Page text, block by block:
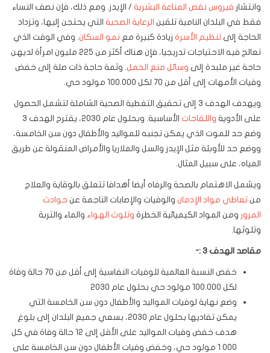
وانتشار فيروس نقص المناعة البشرية / الإيدز. ومع ذلك، فإن نصف النساء
فقط في البلدان النامية تلقين الرعاية الصحية التي يحتجن إليها، وتزداد
الحاجة إلى تنظيم الأسرة زيادة كبيرة مع نمو السكان. وفي الوقت الذي
تعالج فيه الاحتياجات تدريجيا، فإن هناك أكثر من 225 مليون امرأة لديهن
حاجة غير ملبدة إلى وسائل منع الحمل. وثمة حاجة ذات صلة إلى خفض
وفيات الأمهات إلى أقل من 70 لكل 100.000 مولود حي.
ويهدف الهدف 3 إلى تحقيق التغطية الصحية الشاملة لتشمل الحصول
على الأدوية واللقاحات
الأساسية. وبحلول عام 2030، يقترح الهدف 3
وضع حد للموت الذي يمكن تجنبه للمواليد والأطفال دون سن الخامسة،
ووضع حد للأوبئة مثل الإيدز والسل والملاريا والأمراض المنقولة عن طريق
المياه، على سبيل المثال.
ويشمل الاهتمام بالصحة والرفاه أيضا أهدافا تتعلق بالوقاية والعلاج
من تعاطي مواد الإدمان والوفيات والإصابات الناجمة عن حوادث
المرور ومن المواد الكيميائية الخطرة وتلوث الهواء والماء والتربة
وتلوثها.
مقاصد الهدف 3 :-
خفض النسبة العالمية للوفيات النفاسية إلى أقل من 70 حالة وفاة
لكل 100.000 مولود حي بحلول عام 2030
وضع نهاية لوفيات المواليد والأطفال دون سن الخامسة التي
يمكن تفاديها بحلول عام 2030، بسعي جميع البلدان إلى بلوغ
هدف خفض وفيات المواليد على الأقل إلى 12 حالة وفاة في كل
000 1 مولود حي، وخفض وفيات الأطفال دون سن الخامسة على